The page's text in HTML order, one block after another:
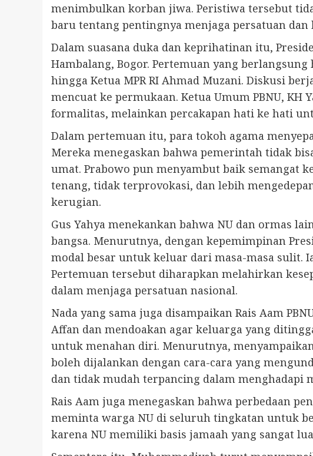
menimbulkan korban jiwa. Peristiwa tersebut
baru tentang pentingnya menjaga persatuan dan
Dalam suasana duka dan keprihatinan itu,
Hambalang, Bogor. Pertemuan yang
hingga Ketua MPR RI Ahmad Muzani. Diskusi
mencuat ke permukaan. Ketua Umum PBNU,
formalitas, melainkan percakapan hati ke hati
Dalam pertemuan itu, para tokoh agama
Mereka menegaskan bahwa pemerintah tidak
umat. Prabowo pun menyambut baik semangat
tenang, tidak terprovokasi, dan lebih
kerugian.
Gus Yahya menekankan bahwa NU dan ormas
bangsa. Menurutnya, dengan kepemimpinan
modal besar untuk keluar dari masa-masa sulit.
Pertemuan tersebut diharapkan melahirkan
dalam menjaga persatuan nasional.
Nada yang sama juga disampaikan Rais Aam
Affan dan mendoakan agar keluarga yang
untuk menahan diri. Menurutnya,
boleh dijalankan dengan cara-cara yang
dan tidak mudah terpancing dalam menghadapi
Rais Aam juga menegaskan bahwa perbedaan
meminta warga NU di seluruh tingkatan untuk
karena NU memiliki basis jamaah yang sangat